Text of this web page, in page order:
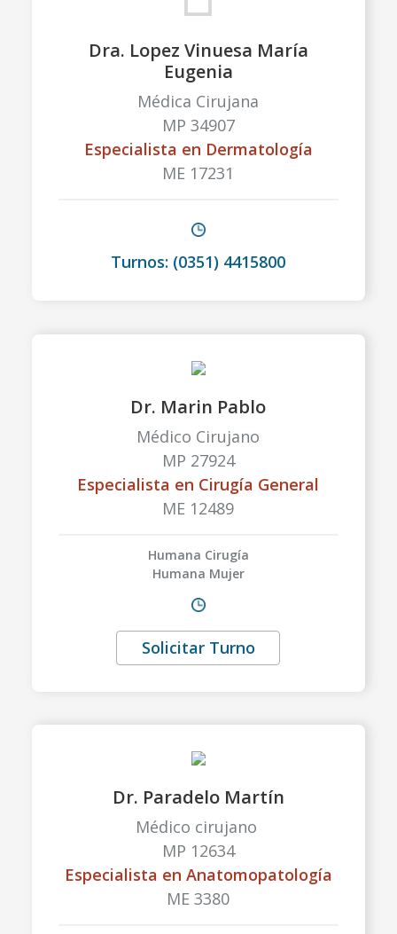
Dra. Lopez Vinuesa María
Eugenia
Médica Cirujana
MP 34907
Especialista en Dermatología
ME 17231
Turnos: (0351) 4415800
Dr. Marin Pablo
Médico Cirujano
MP 27924
Especialista en Cirugía General
ME 12489
Humana Cirugía
Humana Mujer
Solicitar Turno
Dr. Paradelo Martín
Médico cirujano
MP 12634
Especialista en Anatomopatología
ME 3380